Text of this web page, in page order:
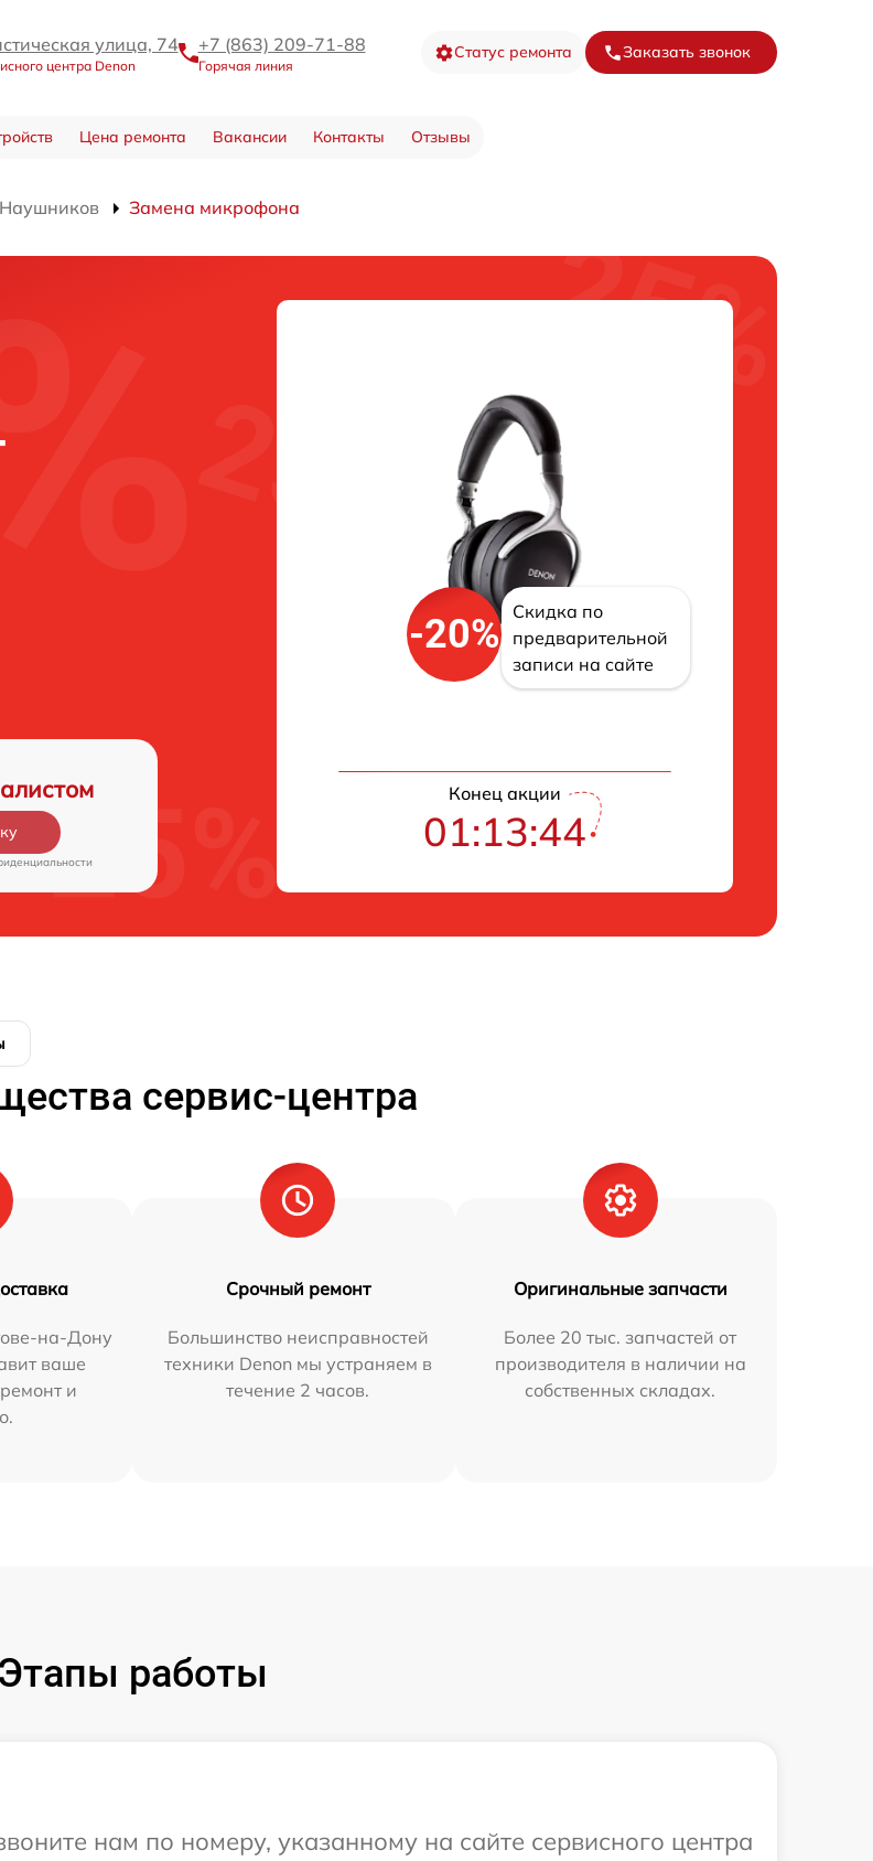
улица, 74
центра Denon
+7 (863) 209-71-88
Горячая линия
Статус ремонта Заказать звонок
Цена ремонта Вакансии Контакты Отзывы
Замена микрофона
-20%
Скидка по
предварительной
записи на сайте
Конец акции
01:13:43
сервис-центра
на-Дону
ваше
и
Срочный ремонт
Большинство неисправностей
техники Denon мы устраняем в
течение 2 часов.
Оригинальные запчасти
Более 20 тыс. запчастей от
производителя в наличии на
собственных складах.
Этапы работы
нам по номеру, указанному на сайте сервисного центра